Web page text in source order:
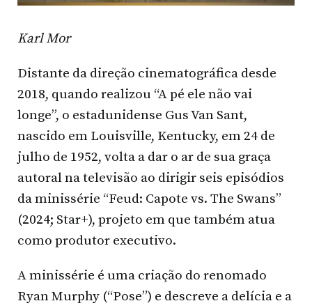
Karl Mor
Distante da direção cinematográfica desde
2018, quando realizou “A pé ele não vai
longe”, o estadunidense Gus Van Sant,
nascido em Louisville, Kentucky, em 24 de
julho de 1952, volta a dar o ar de sua graça
autoral na televisão ao dirigir seis episódios
da minissérie “Feud: Capote vs. The Swans”
(2024; Star+), projeto em que também atua
como produtor executivo.
A minissérie é uma criação do renomado
Ryan Murphy (“Pose”) e descreve a delícia e a